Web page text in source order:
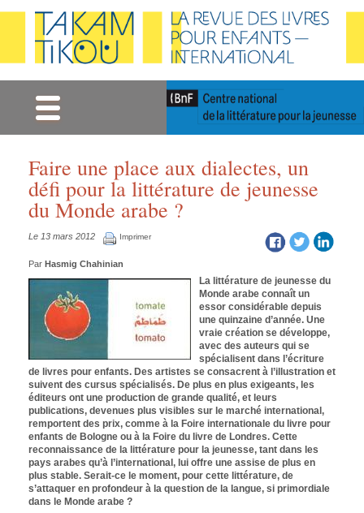
Faire une place aux dialectes, un
défi pour la littérature de jeunesse
du Monde arabe ?
Le 13 mars 2012 Imprimer
Par Hasmig Chahinian
La littérature de jeunesse du
Monde arabe connaît un
essor considérable depuis
une quinzaine d’année. Une
vraie création se développe,
avec des auteurs qui se
spécialisent dans l’écriture
de livres pour enfants. Des artistes se consacrent à l’illustration et
suivent des cursus spécialisés. De plus en plus exigeants, les
éditeurs ont une production de grande qualité, et leurs
publications, devenues plus visibles sur le marché international,
remportent des prix, comme à la Foire internationale du livre pour
enfants de Bologne ou à la Foire du livre de Londres. Cette
reconnaissance de la littérature pour la jeunesse, tant dans les
pays arabes qu’à l’international, lui offre une assise de plus en
plus stable. Serait-ce le moment, pour cette littérature, de
s’attaquer en profondeur à la question de la langue, si primordiale
dans le Monde arabe ?